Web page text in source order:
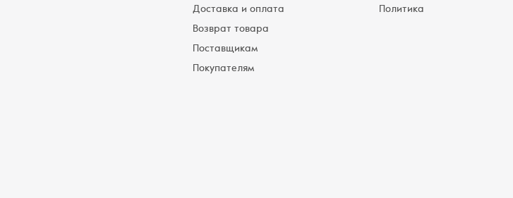
Доставка и оплата
Возврат товара
Поставщикам
Покупателям
Политика